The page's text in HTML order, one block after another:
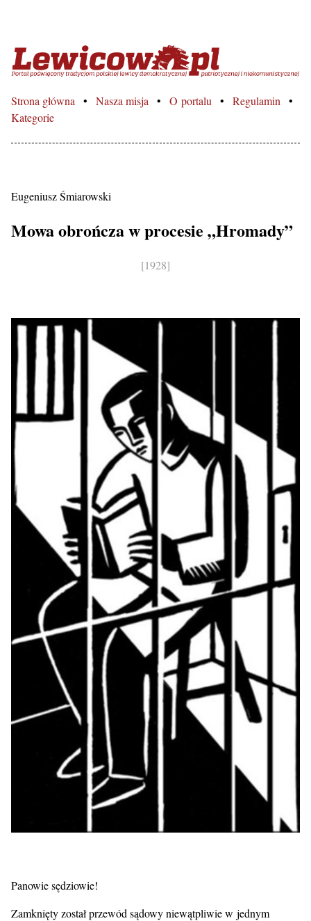
Lewicowo.pl – Portal
Strona główna Nasza misja O portalu
Regulamin
Kategorie
Eugeniusz Śmiarowski
Mowa obrończa w procesie „Hromady”
[1928]
Panowie sędziowie!
Zamknięty został przewód sądowy niewątpliwie w jednym